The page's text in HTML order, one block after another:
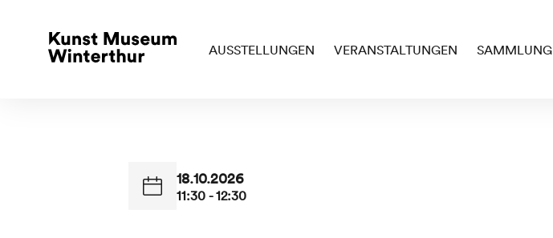
AUSSTELLUNGEN VERANSTALTUNGEN SAMMLUNG
18.10.2026
11:30 - 12:30